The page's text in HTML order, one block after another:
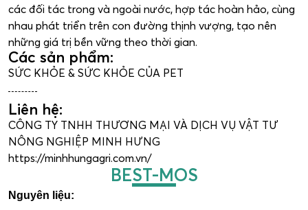
các đối tác trong và ngoài nước, hợp tác hoàn hảo, cùng
nhau phát triển trên con đường thịnh vượng, tạo nên
những giá trị bền vững theo thời gian.
Các sản phẩm:
SỨC KHỎE & SỨC KHỎE CỦA PET
Liên hệ:
CÔNG TY TNHH THƯƠNG MẠI VÀ DỊCH VỤ VẬT TƯ
NÔNG NGHIỆP MINH HƯNG
https://minhhungagri.com.vn/
BEST-MOS
Nguyên liệu: